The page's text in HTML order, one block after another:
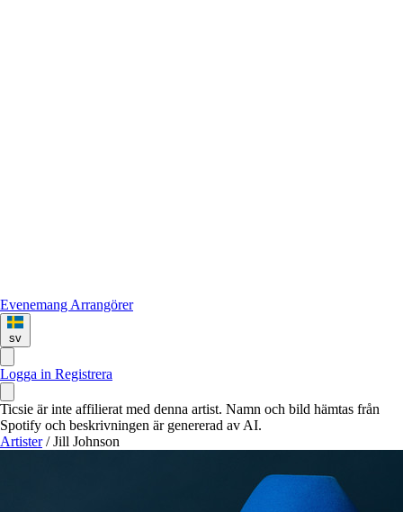
Evenemang Arrangörer
sv
Logga in Registrera
Ticsie är inte affilierat med denna artist. Namn och bild hämtas från
Spotify och beskrivningen är genererad av AI.
Artister / Jill Johnson